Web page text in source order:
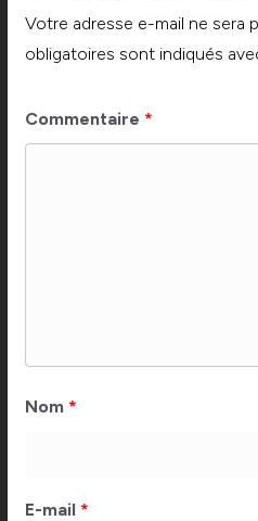
Votre adresse e-mail ne sera
obligatoires sont indiqués
Commentaire *
Nom *
E-mail *